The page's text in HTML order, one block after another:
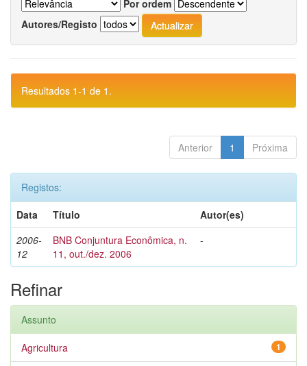
Por ordem
Autores/Registo
Resultados 1-1 de 1.
Anterior 1 Próxima
Registos:
Data
Título
Autor(es)
2006-
12
BNB Conjuntura Econômica, n.
11, out./dez. 2006
-
Refinar
Assunto
1
Agricultura